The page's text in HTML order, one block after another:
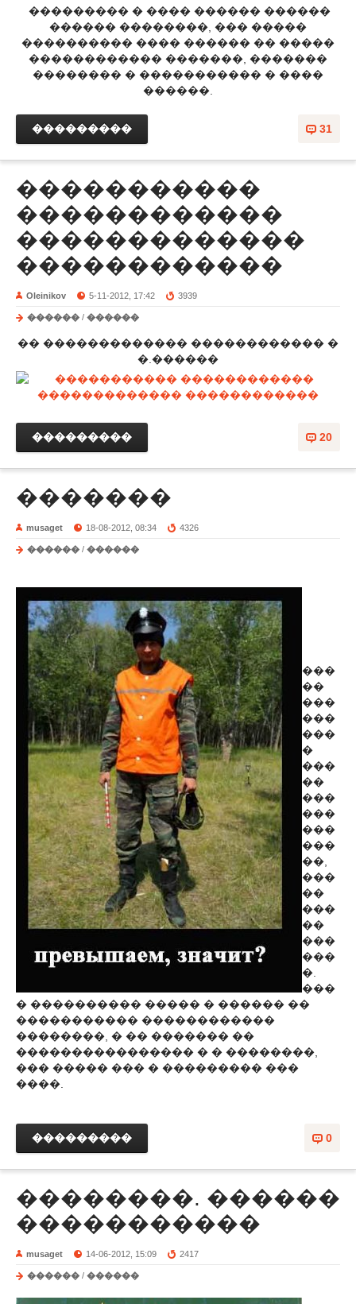
��������� � ���� ������ ������
������ ��������, ��� �����
���������� ���� ������ �� �����
������������ �������, �������
�������� � ����������� � ����
������.
31
���������
�����������
������������
�������������
������������
Oleinikov 5-11-2012, 17:42 3939
������ / ������
�� ������������� ������������ �
�.������
20
���������
�������
musaget 18-08-2012, 08:34 4326
������ / ������
���
��
���
���
���
�
���
��
���
���
���
���
��,
���
��
���
��
���
���
�.
���
� ���������� ����� � ������ ��
����������� ������������
��������, � �� ������� ��
���������������� � � ��������,
��� ����� ��� � ��������� ���
����.
0
���������
��������. ������
�����������
musaget 14-06-2012, 15:09 2417
������ / ������